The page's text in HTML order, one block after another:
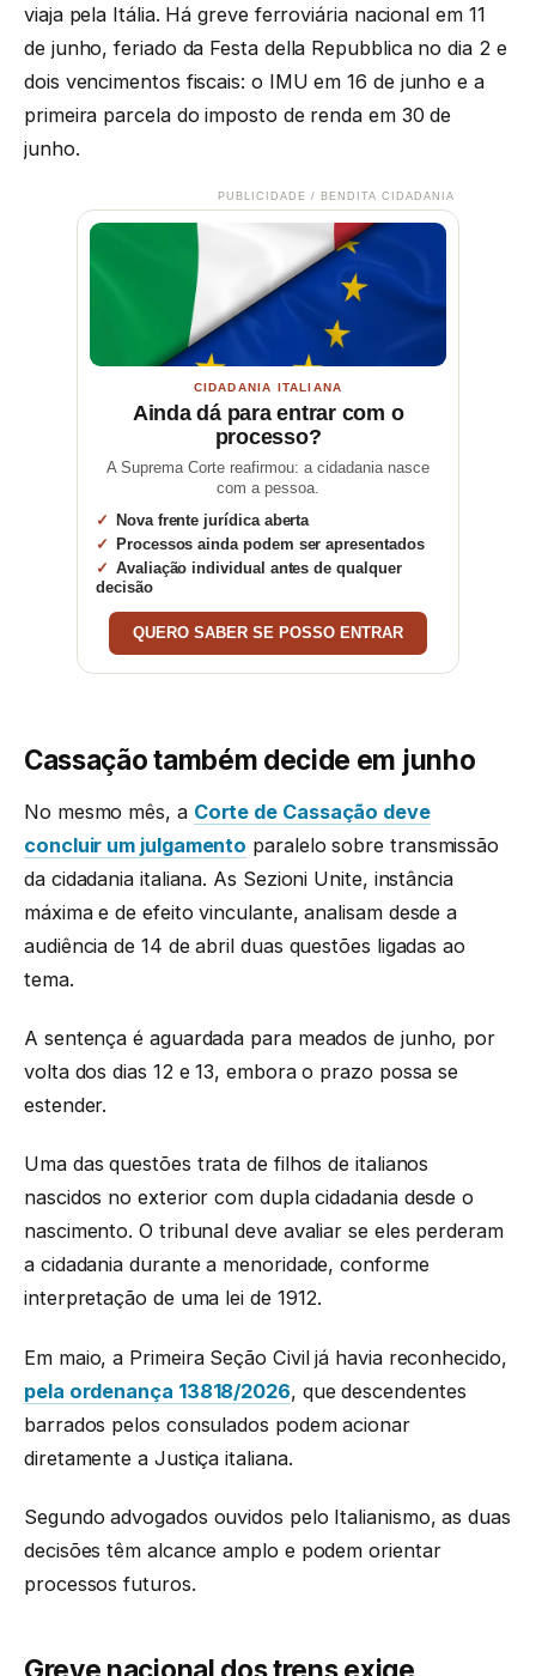
viaja pela Itália. Há greve ferroviária nacional em 11
de junho, feriado da Festa della Repubblica no dia 2 e
dois vencimentos fiscais: o IMU em 16 de junho e a
primeira parcela do imposto de renda em 30 de
junho.
PUBLICIDADE / BENDITA CIDADANIA
CIDADANIA ITALIANA
Ainda dá para entrar com o
processo?
A Suprema Corte reafirmou: a cidadania nasce
com a pessoa.
Nova frente jurídica aberta
Processos ainda podem ser apresentados
Avaliação individual antes de qualquer
decisão
QUERO SABER SE POSSO ENTRAR
Cassação também decide em junho
No mesmo mês, a Corte de Cassação deve
concluir um julgamento paralelo sobre transmissão
da cidadania italiana. As Sezioni Unite, instância
máxima e de efeito vinculante, analisam desde a
audiência de 14 de abril duas questões ligadas ao
tema.
A sentença é aguardada para meados de junho, por
volta dos dias 12 e 13, embora o prazo possa se
estender.
Uma das questões trata de filhos de italianos
nascidos no exterior com dupla cidadania desde o
nascimento. O tribunal deve avaliar se eles perderam
a cidadania durante a menoridade, conforme
interpretação de uma lei de 1912.
Em maio, a Primeira Seção Civil já havia reconhecido,
pela ordenança 13818/2026, que descendentes
barrados pelos consulados podem acionar
diretamente a Justiça italiana.
Segundo advogados ouvidos pelo Italianismo, as duas
decisões têm alcance amplo e podem orientar
processos futuros.
Greve nacional dos trens exige